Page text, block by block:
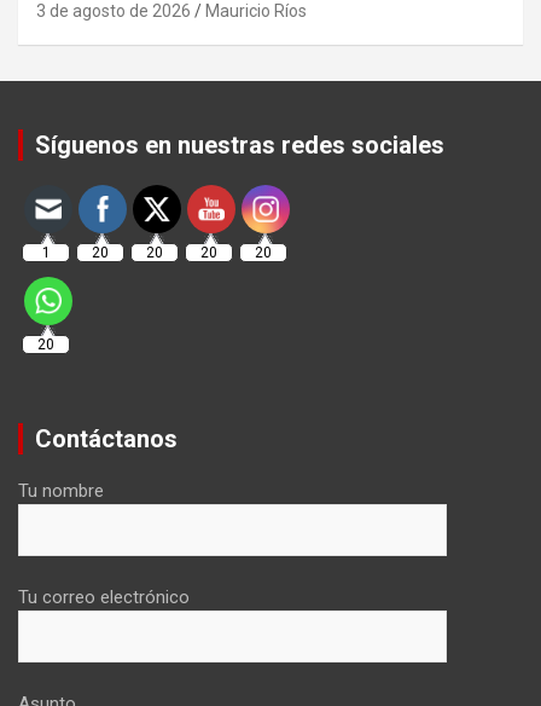
3 de agosto de 2026 Mauricio Ríos
Síguenos en nuestras redes sociales
1 20 20 20 20
20
Contáctanos
Tu nombre
Tu correo electrónico